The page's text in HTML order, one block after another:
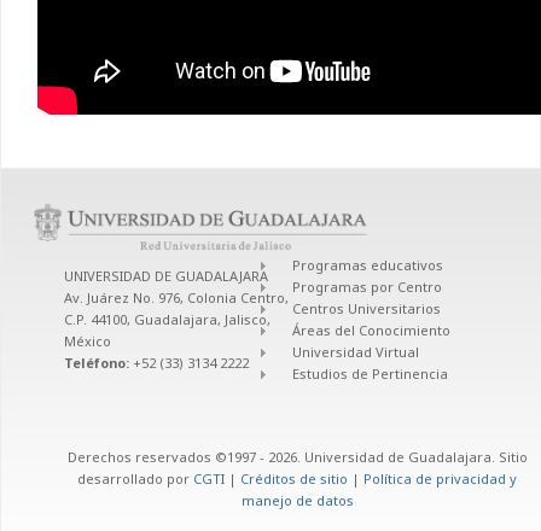
UNIVERSIDAD DE GUADALAJARA
Av. Juárez No. 976, Colonia Centro,
C.P. 44100, Guadalajara, Jalisco,
México
Teléfono: +52 (33) 3134 2222
Programas educativos
Programas por Centro
Centros Universitarios
Áreas del Conocimiento
Universidad Virtual
Estudios de Pertinencia
Derechos reservados ©1997 - 2026. Universidad de Guadalajara. Sitio
desarrollado por CGTI | Créditos de sitio | Política de privacidad y
manejo de datos